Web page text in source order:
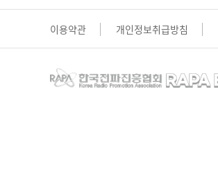
이용약관 개인정보취급방침